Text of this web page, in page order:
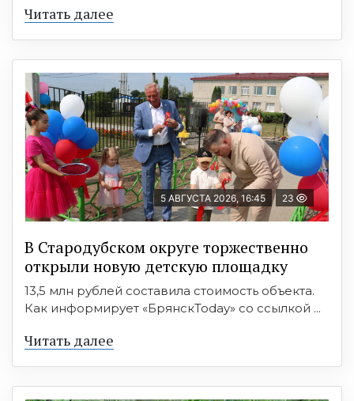
Читать далее
5 АВГУСТА 2026, 16:45 23
В Стародубском округе торжественно
открыли новую детскую площадку
13,5 млн рублей составила стоимость объекта.
Как информирует «БрянскToday» со ссылкой ...
Читать далее